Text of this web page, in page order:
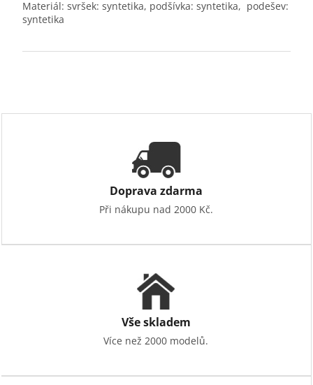
Materiál: svršek: syntetika, podšívka: syntetika, podešev:
syntetika
Doprava zdarma
Při nákupu nad 2000 Kč.
Vše skladem
Více než 2000 modelů.